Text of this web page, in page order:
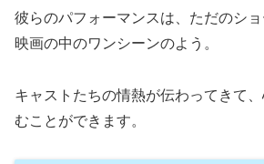
彼らのパフォーマンスは、ただのシ
映画の中のワンシーンのよう。
キャストたちの情熱が伝わってきて
むことができます。